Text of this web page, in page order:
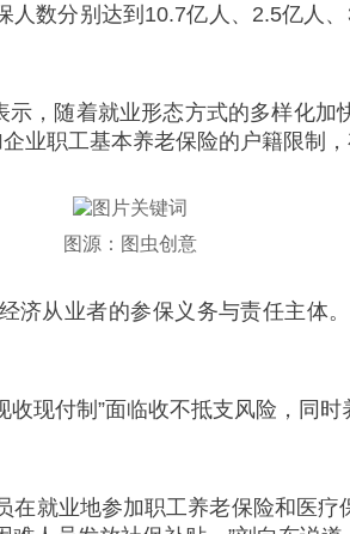
数分别达到10.7亿人、2.5亿人
，随着就业形态方式的多样化
职工基本养老保险的户籍限制，存
图源：图虫创意
从业者的参保义务与责任主体
现付制”面临收不抵支风险，同
就业地参加职工养老保险和医